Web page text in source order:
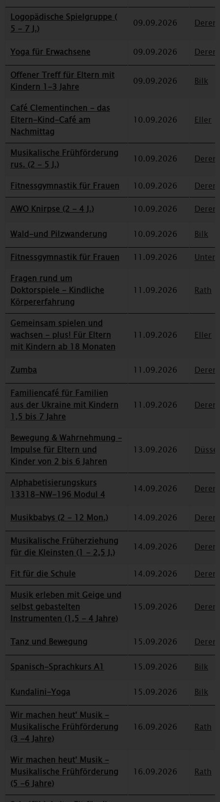
Logopädische Spielgruppe (
5 - 7 J.)
09.09.2026
Yoga für Erwachsene 09.09.2026
Offener Treff für Eltern mit
Kindern 1-3 Jahre
09.09.2026 Bilk
Café Clementinchen - das
Eltern-Kind-Café am
Nachmittag
10.09.2026 Eller
Musikalische Frühförderung
rus. (2 - 5 J.)
10.09.2026
Fitnessgymnastik für Frauen 10.09.2026
AWO Knirpse (2 - 4 J.)
10.09.2026
Wald-und Pilzwanderung 10.09.2026
Bilk
Fitnessgymnastik für Frauen
11.09.2026
Fragen rund um
Doktorspiele - Kindliche
Körpererfahrung
11.09.2026 Rath
Gemeinsam spielen und
wachsen - plus! Für Eltern
mit Kindern ab 18 Monaten
11.09.2026 Eller
Zumba 11.09.2026
Familiencafé für Familien
aus der Ukraine mit Kindern
1,5 bis 7 Jahre
11.09.2026
Bewegung & Wahrnehmung –
Impulse für Eltern und
Kinder von 2 bis 6 Jahren
13.09.2026
Alphabetisierungskurs
13318-NW-196 Modul 4
14.09.2026
Musikbabys (2 - 12 Mon.) 14.09.2026
Musikalische Früherziehung
für die Kleinsten (1 - 2,5 J.)
14.09.2026
Fit für die Schule 14.09.2026
Musik erleben mit Geige und
selbst gebastelten
Instrumenten (1,5 - 4 Jahre)
15.09.2026
Tanz und Bewegung 15.09.2026
Spanisch-Sprachkurs A1 15.09.2026 Bilk
Kundalini-Yoga 15.09.2026
Bilk
Wir machen heut' Musik -
Musikalische Frühförderung
(3 -4 Jahre)
16.09.2026 Rath
Wir machen heut' Musik -
Musikalische Frühförderung
(5 -6 Jahre)
16.09.2026 Rath